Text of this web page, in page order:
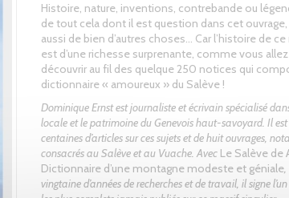
Histoire, nature, inventions, contrebande ou
de tout cela dont il est question dans cet
aussi de bien d’autres choses… Car l’histoire de
est d’une richesse surprenante, comme vous
découvrir au fil des quelque 250 notices qui
dictionnaire « amoureux » du Salève !
Dominique Ernst est journaliste et écrivain spécialisé
locale et le patrimoine du Genevois haut-savoyard. Il est
centaines d’articles sur ces sujets et de huit ouvrages,
consacrés au Salève et au Vuache. Avec Le Salève de
Dictionnaire d’une montagne modeste et géniale,
vingtaine d’années de recherches et de travail, il signe